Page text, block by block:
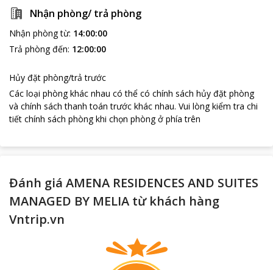
Nhận phòng/ trả phòng
Nhận phòng từ: 14:00:00
Trả phòng đến: 12:00:00
Hủy đặt phòng/trả trước
Các loại phòng khác nhau có thể có chính sách hủy đặt phòng
và chính sách thanh toán trước khác nhau. Vui lòng kiểm tra chi
tiết chính sách phòng khi chọn phòng ở phía trên
Đánh giá AMENA RESIDENCES AND SUITES
MANAGED BY MELIA từ khách hàng
Vntrip.vn